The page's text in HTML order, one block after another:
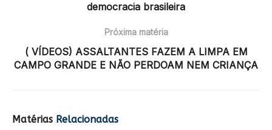
democracia brasileira
Próxima matéria
( VÍDEOS) ASSALTANTES FAZEM A LIMPA EM
CAMPO GRANDE E NÃO PERDOAM NEM CRIANÇA
Matérias Relacionadas